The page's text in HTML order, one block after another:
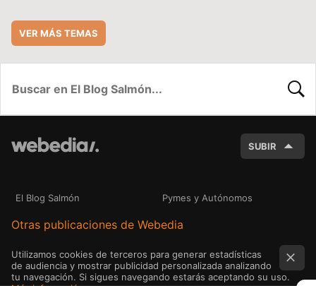
VER MÁS TEMAS
SUBIR
El Blog Salmón Pymes y Autónomos
Otras publicaciones de Webedia
Utilizamos cookies de terceros para generar estadísticas
de audiencia y mostrar publicidad personalizada analizando
tu navegación. Si sigues navegando estarás aceptando su uso.